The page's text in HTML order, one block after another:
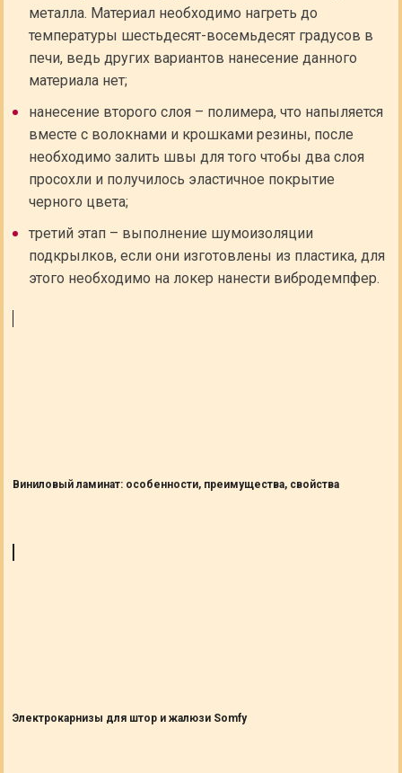
металла. Материал необходимо нагреть до
температуры шестьдесят-восемьдесят градусов в
печи, ведь других вариантов нанесение данного
материала нет;
нанесение второго слоя – полимера, что напыляется
вместе с волокнами и крошками резины, после
необходимо залить швы для того чтобы два слоя
просохли и получилось эластичное покрытие
черного цвета;
третий этап – выполнение шумоизоляции
подкрылков, если они изготовлены из пластика, для
этого необходимо на локер нанести вибродемпфер.
Виниловый ламинат: особенности, преимущества, свойства
Электрокарнизы для штор и жалюзи Somfy